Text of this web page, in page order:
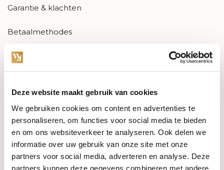
Deze website maakt gebruik van cookies
We gebruiken cookies om content en advertenties te
personaliseren, om functies voor social media te bieden
en om ons websiteverkeer te analyseren. Ook delen we
informatie over uw gebruik van onze site met onze
partners voor social media, adverteren en analyse. Deze
partners kunnen deze gegevens combineren met andere
Garantie & klachten
Betaalmethodes
Sitemap
Categories
Watches
Jewellery
Wedding rings